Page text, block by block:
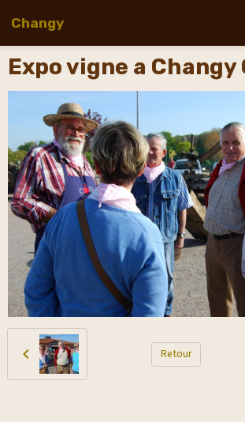
Changy
Expo vigne a Changy
Retour